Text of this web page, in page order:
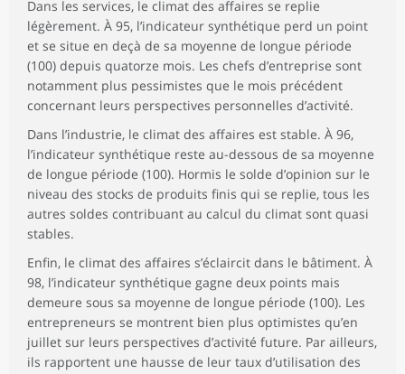
Dans les services, le climat des affaires se replie
légèrement. À 95, l’indicateur synthétique perd un point
et se situe en deçà de sa moyenne de longue période
(100) depuis quatorze mois. Les chefs d’entreprise sont
notamment plus pessimistes que le mois précédent
concernant leurs perspectives personnelles d’activité.
Dans l’industrie, le climat des affaires est stable. À 96,
l’indicateur synthétique reste au-dessous de sa moyenne
de longue période (100). Hormis le solde d’opinion sur le
niveau des stocks de produits finis qui se replie, tous les
autres soldes contribuant au calcul du climat sont quasi
stables.
Enfin, le climat des affaires s’éclaircit dans le bâtiment. À
98, l’indicateur synthétique gagne deux points mais
demeure sous sa moyenne de longue période (100). Les
entrepreneurs se montrent bien plus optimistes qu’en
juillet sur leurs perspectives d’activité future. Par ailleurs,
ils rapportent une hausse de leur taux d’utilisation des